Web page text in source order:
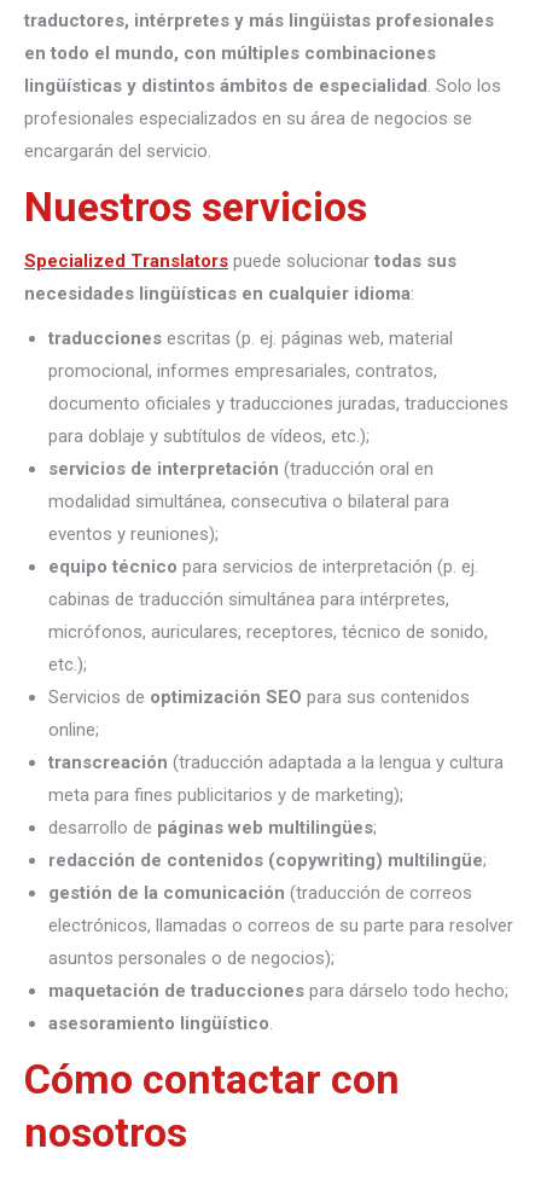
traductores, intérpretes y más lingüistas profesionales
en todo el mundo, con múltiples combinaciones
lingüísticas y distintos ámbitos de especialidad. Solo los
profesionales especializados en su área de negocios se
encargarán del servicio.
Nuestros servicios
Specialized Translators puede solucionar todas sus
necesidades lingüísticas en cualquier idioma:
traducciones escritas (p. ej. páginas web, material
promocional, informes empresariales, contratos,
documento oficiales y traducciones juradas, traducciones
para doblaje y subtítulos de vídeos, etc.);
servicios de interpretación (traducción oral en
modalidad simultánea, consecutiva o bilateral para
eventos y reuniones);
equipo técnico para servicios de interpretación (p. ej.
cabinas de traducción simultánea para intérpretes,
micrófonos, auriculares, receptores, técnico de sonido,
etc.);
Servicios de optimización SEO para sus contenidos
online;
transcreación (traducción adaptada a la lengua y cultura
meta para fines publicitarios y de marketing);
desarrollo de páginas web multilingües;
redacción de contenidos (copywriting) multilingüe;
gestión de la comunicación (traducción de correos
electrónicos, llamadas o correos de su parte para resolver
asuntos personales o de negocios);
maquetación de traducciones para dárselo todo hecho;
asesoramiento lingüístico.
Cómo contactar con
nosotros